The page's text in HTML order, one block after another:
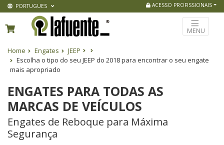
PORTUGUES ACESSO PROFISSIONAIS
MENU
Home Engates
JEEP
Escolha o tipo do seu JEEP do 2018 para encontrar o seu engate
mais apropriado
ENGATES PARA TODAS AS
MARCAS DE VEÍCULOS
Engates de Reboque para Máxima
Segurança